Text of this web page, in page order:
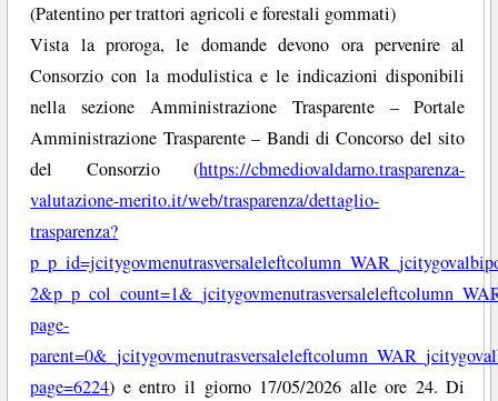
(Patentino per trattori agricoli e forestali gommati)
Vista la proroga, le domande devono ora pervenire al
Consorzio con la modulistica e le indicazioni disponibili
nella sezione Amministrazione Trasparente – Portale
Amministrazione Trasparente – Bandi di Concorso del sito
del Consorzio (https://cbmediovaldarno.trasparenza-
valutazione-merito.it/web/trasparenza/dettaglio-
trasparenza?
page-
page=6224) e entro il giorno 17/05/2026 alle ore 24. Di